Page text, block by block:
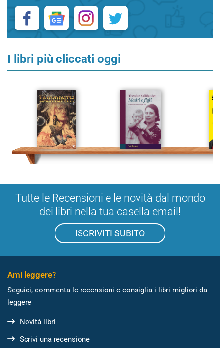
I libri più cliccati oggi
Tutte le Recensioni e le novità dal mondo
dei libri nella tua casella email!
ISCRIVITI SUBITO
Ami leggere?
Seguici, commenta le recensioni e consiglia i libri migliori da
leggere
Novità libri
Scrivi una recensione